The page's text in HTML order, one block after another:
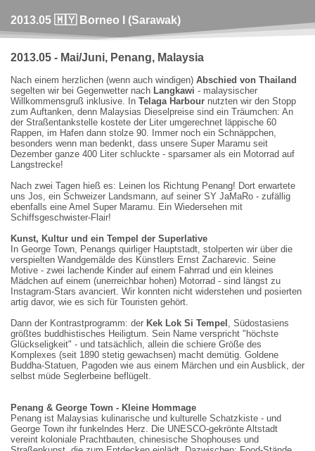
2013.05 🇲🇾 Borneo I (Sarawak)
2013.05 - Mai/Juni, Penang, Malaysia
Nach einem herzlichen (wenn auch windigen) Abschied von Thailand
segelten wir bei Gegenwetter nach Langkawi - malaysischer
Willkommensgruß inklusive. In Telaga Harbour nutzten wir den Stopp
zum Auftanken, denn Malaysias Dieselpreise sind ein Träumchen: An
der Straßentankstelle kostete der Liter umgerechnet läppische 60
Rappen, im Hafen dann stolze 90. Immer noch ein Schnäppchen,
besonders wenn man bedenkt, dass unsere Super Maramu seit
Dezember ganze 400 Liter schluckte - sparsamer als ein Motorrad auf
Langstrecke!
Nach zwei Tagen hieß es: Leinen los Richtung Penang! Dort erwartete
uns Jos, ein Schweizer Landsmann, auf seiner SY JaMaRo - zufällig
ebenfalls eine Amel Super Maramu. Ein Wiedersehen mit
Schiffsgeschwister-Flair!
Kunst, Kultur und ein Tempel der Superlative
In George Town, Penangs quirliger Hauptstadt, stolperten wir über die
verspielten Wandgemälde des Künstlers Ernst Zacharevic. Seine
Motive - zwei lachende Kinder auf einem Fahrrad und ein kleines
Mädchen auf einem (unerreichbar hohen) Motorrad - sind längst zu
Instagram-Stars avanciert. Wir konnten nicht widerstehen und posierten
artig davor, wie es sich für Touristen gehört.
Dann der Kontrastprogramm: der Kek Lok Si Tempel , Südostasiens
größtes buddhistisches Heiligtum. Sein Name verspricht "höchste
Glückseligkeit" - und tatsächlich, allein die schiere Größe des
Komplexes (seit 1890 stetig gewachsen) macht demütig. Goldene
Buddha-Statuen, Pagoden wie aus einem Märchen und ein Ausblick, der
selbst müde Seglerbeine beflügelt.
Penang & George Town - Kleine Hommage
Penang ist Malaysias kulinarische und kulturelle Schatzkiste - und
George Town ihr funkelndes Herz. Die UNESCO-gekrönte Altstadt
vereint koloniale Prachtbauten, chinesische Shophouses und